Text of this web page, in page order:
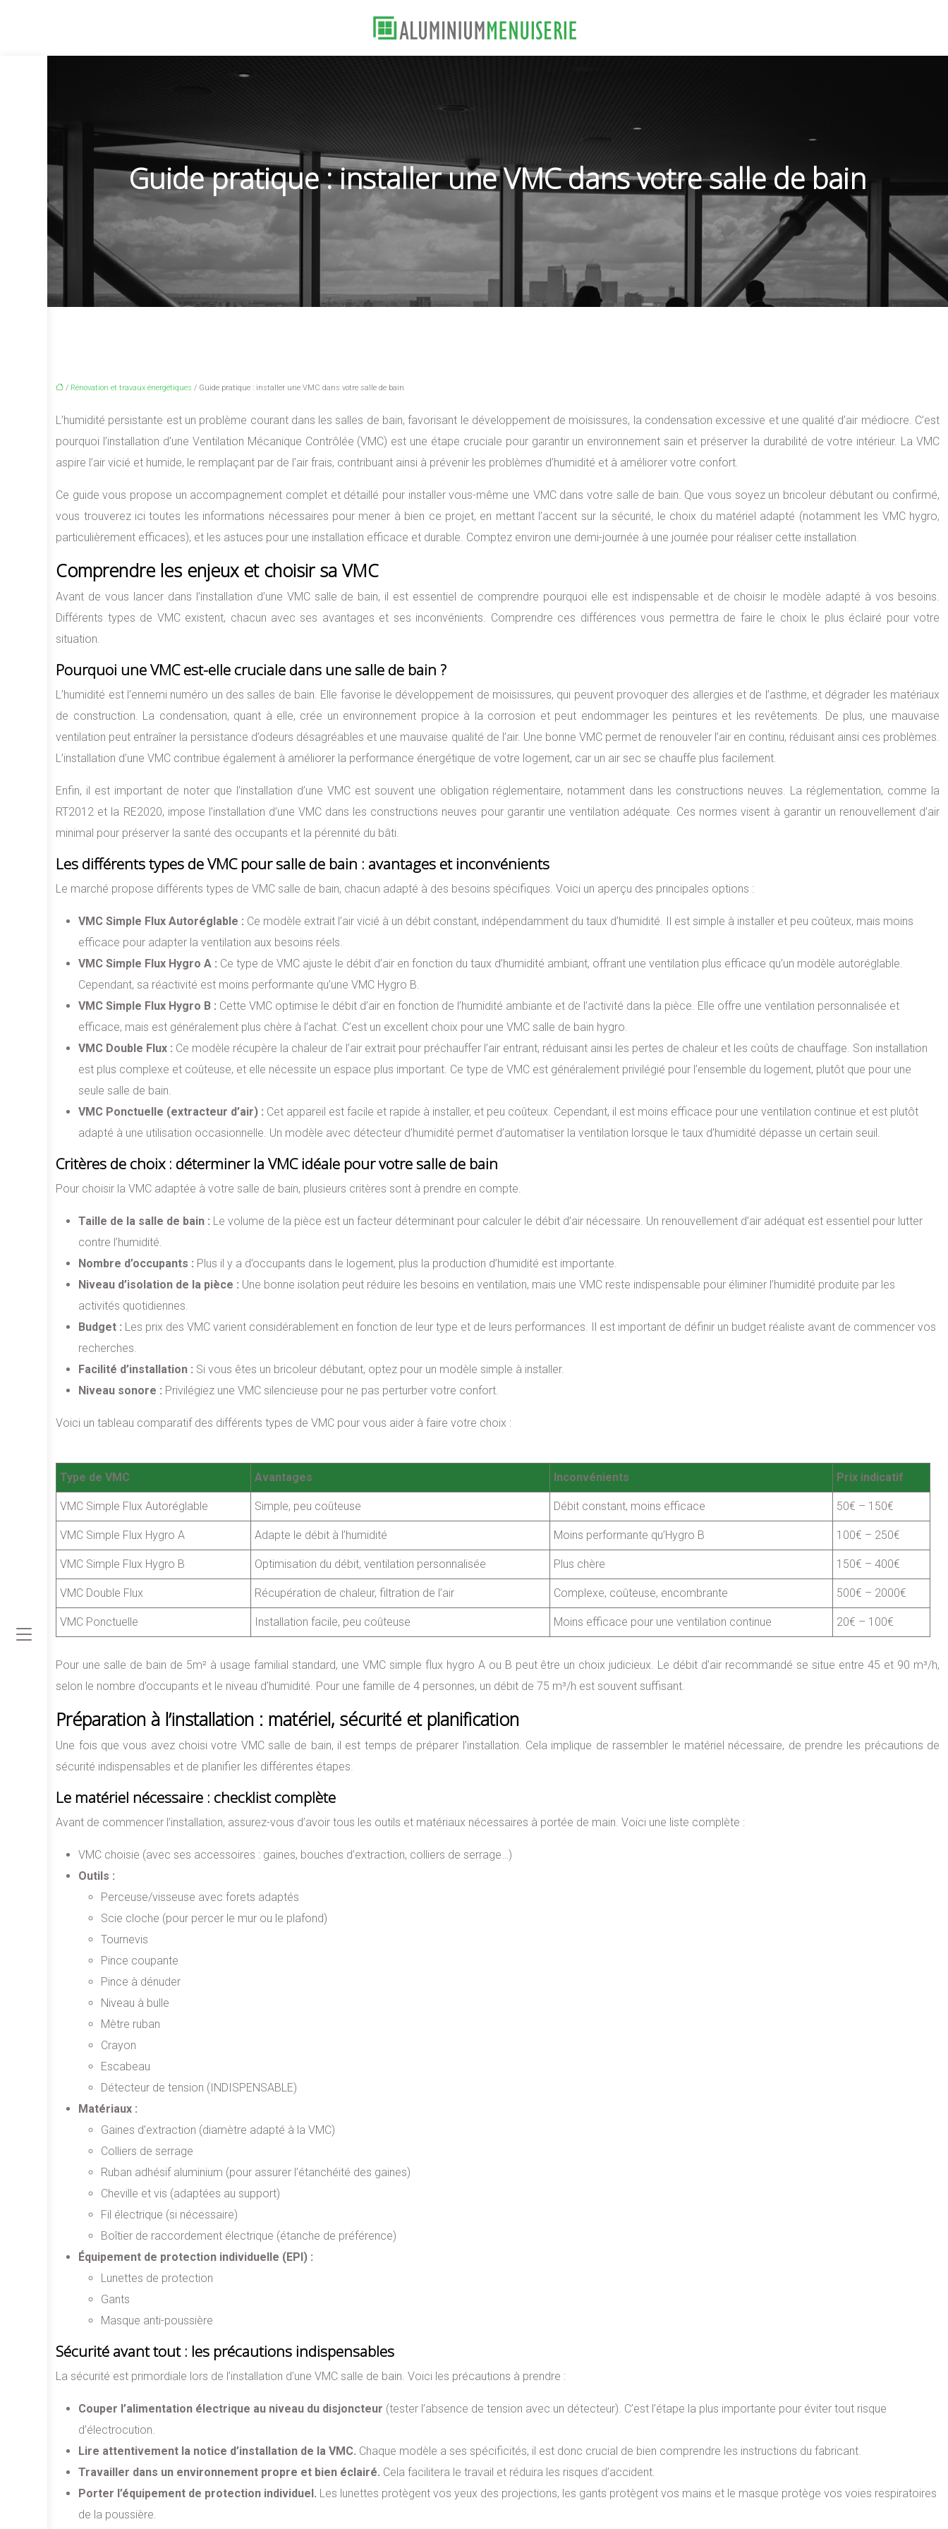
Guide pratique : installer une VMC dans votre salle de bain
/ Rénovation et travaux énergétiques / Guide pratique : installer une VMC dans votre salle de bain
L’humidité persistante est un problème courant dans les salles de bain, favorisant le développement de moisissures, la condensation excessive et une qualité d’air médiocre. C’est
pourquoi l’installation d’une Ventilation Mécanique Contrôlée (VMC) est une étape cruciale pour garantir un environnement sain et préserver la durabilité de votre intérieur. La VMC
aspire l’air vicié et humide, le remplaçant par de l’air frais, contribuant ainsi à prévenir les problèmes d’humidité et à améliorer votre confort.
Ce guide vous propose un accompagnement complet et détaillé pour installer vous-même une VMC dans votre salle de bain. Que vous soyez un bricoleur débutant ou confirmé,
vous trouverez ici toutes les informations nécessaires pour mener à bien ce projet, en mettant l’accent sur la sécurité, le choix du matériel adapté (notamment les VMC hygro,
particulièrement efficaces), et les astuces pour une installation efficace et durable. Comptez environ une demi-journée à une journée pour réaliser cette installation.
Comprendre les enjeux et choisir sa VMC
Avant de vous lancer dans l’installation d’une VMC salle de bain, il est essentiel de comprendre pourquoi elle est indispensable et de choisir le modèle adapté à vos besoins.
Différents types de VMC existent, chacun avec ses avantages et ses inconvénients. Comprendre ces différences vous permettra de faire le choix le plus éclairé pour votre
situation.
Pourquoi une VMC est-elle cruciale dans une salle de bain ?
L’humidité est l’ennemi numéro un des salles de bain. Elle favorise le développement de moisissures, qui peuvent provoquer des allergies et de l’asthme, et dégrader les matériaux
de construction. La condensation, quant à elle, crée un environnement propice à la corrosion et peut endommager les peintures et les revêtements. De plus, une mauvaise
ventilation peut entraîner la persistance d’odeurs désagréables et une mauvaise qualité de l’air. Une bonne VMC permet de renouveler l’air en continu, réduisant ainsi ces problèmes.
L’installation d’une VMC contribue également à améliorer la performance énergétique de votre logement, car un air sec se chauffe plus facilement.
Enfin, il est important de noter que l’installation d’une VMC est souvent une obligation réglementaire, notamment dans les constructions neuves. La réglementation, comme la
RT2012 et la RE2020, impose l’installation d’une VMC dans les constructions neuves pour garantir une ventilation adéquate. Ces normes visent à garantir un renouvellement d’air
minimal pour préserver la santé des occupants et la pérennité du bâti.
Les différents types de VMC pour salle de bain : avantages et inconvénients
Le marché propose différents types de VMC salle de bain, chacun adapté à des besoins spécifiques. Voici un aperçu des principales options :
VMC Simple Flux Autoréglable : Ce modèle extrait l’air vicié à un débit constant, indépendamment du taux d’humidité. Il est simple à installer et peu coûteux, mais moins
efficace pour adapter la ventilation aux besoins réels.
VMC Simple Flux Hygro A : Ce type de VMC ajuste le débit d’air en fonction du taux d’humidité ambiant, offrant une ventilation plus efficace qu’un modèle autoréglable.
Cependant, sa réactivité est moins performante qu’une VMC Hygro B.
VMC Simple Flux Hygro B : Cette VMC optimise le débit d’air en fonction de l’humidité ambiante et de l’activité dans la pièce. Elle offre une ventilation personnalisée et
efficace, mais est généralement plus chère à l’achat. C’est un excellent choix pour une VMC salle de bain hygro.
VMC Double Flux : Ce modèle récupère la chaleur de l’air extrait pour préchauffer l’air entrant, réduisant ainsi les pertes de chaleur et les coûts de chauffage. Son installation
est plus complexe et coûteuse, et elle nécessite un espace plus important. Ce type de VMC est généralement privilégié pour l’ensemble du logement, plutôt que pour une
seule salle de bain.
VMC Ponctuelle (extracteur d’air) : Cet appareil est facile et rapide à installer, et peu coûteux. Cependant, il est moins efficace pour une ventilation continue et est plutôt
adapté à une utilisation occasionnelle. Un modèle avec détecteur d’humidité permet d’automatiser la ventilation lorsque le taux d’humidité dépasse un certain seuil.
Critères de choix : déterminer la VMC idéale pour votre salle de bain
Pour choisir la VMC adaptée à votre salle de bain, plusieurs critères sont à prendre en compte.
Taille de la salle de bain : Le volume de la pièce est un facteur déterminant pour calculer le débit d’air nécessaire. Un renouvellement d’air adéquat est essentiel pour lutter
contre l’humidité.
Nombre d’occupants : Plus il y a d’occupants dans le logement, plus la production d’humidité est importante.
Niveau d’isolation de la pièce : Une bonne isolation peut réduire les besoins en ventilation, mais une VMC reste indispensable pour éliminer l’humidité produite par les
activités quotidiennes.
Budget : Les prix des VMC varient considérablement en fonction de leur type et de leurs performances. Il est important de définir un budget réaliste avant de commencer vos
recherches.
Facilité d’installation : Si vous êtes un bricoleur débutant, optez pour un modèle simple à installer.
Niveau sonore : Privilégiez une VMC silencieuse pour ne pas perturber votre confort.
Voici un tableau comparatif des différents types de VMC pour vous aider à faire votre choix :
Type de VMC Avantages Inconvénients Prix indicatif
VMC Simple Flux Autoréglable Simple, peu coûteuse Débit constant, moins efficace 50€ – 150€
VMC Simple Flux Hygro A Adapte le débit à l’humidité Moins performante qu’Hygro B 100€ – 250€
VMC Simple Flux Hygro B Optimisation du débit, ventilation personnalisée Plus chère 150€ – 400€
VMC Double Flux Récupération de chaleur, filtration de l’air Complexe, coûteuse, encombrante 500€ – 2000€
VMC Ponctuelle Installation facile, peu coûteuse Moins efficace pour une ventilation continue 20€ – 100€
Pour une salle de bain de 5m² à usage familial standard, une VMC simple flux hygro A ou B peut être un choix judicieux. Le débit d’air recommandé se situe entre 45 et 90 m³/h,
selon le nombre d’occupants et le niveau d’humidité. Pour une famille de 4 personnes, un débit de 75 m³/h est souvent suffisant.
Préparation à l’installation : matériel, sécurité et planification
Une fois que vous avez choisi votre VMC salle de bain, il est temps de préparer l’installation. Cela implique de rassembler le matériel nécessaire, de prendre les précautions de
sécurité indispensables et de planifier les différentes étapes.
Le matériel nécessaire : checklist complète
Avant de commencer l’installation, assurez-vous d’avoir tous les outils et matériaux nécessaires à portée de main. Voici une liste complète :
VMC choisie (avec ses accessoires : gaines, bouches d’extraction, colliers de serrage…)
Outils :
Perceuse/visseuse avec forets adaptés
Scie cloche (pour percer le mur ou le plafond)
Tournevis
Pince coupante
Pince à dénuder
Niveau à bulle
Mètre ruban
Crayon
Escabeau
Détecteur de tension (INDISPENSABLE)
Matériaux :
Gaines d’extraction (diamètre adapté à la VMC)
Colliers de serrage
Ruban adhésif aluminium (pour assurer l’étanchéité des gaines)
Cheville et vis (adaptées au support)
Fil électrique (si nécessaire)
Boîtier de raccordement électrique (étanche de préférence)
Équipement de protection individuelle (EPI) :
Lunettes de protection
Gants
Masque anti-poussière
Sécurité avant tout : les précautions indispensables
La sécurité est primordiale lors de l’installation d’une VMC salle de bain. Voici les précautions à prendre :
Couper l’alimentation électrique au niveau du disjoncteur (tester l’absence de tension avec un détecteur). C’est l’étape la plus importante pour éviter tout risque
d’électrocution.
Lire attentivement la notice d’installation de la VMC. Chaque modèle a ses spécificités, il est donc crucial de bien comprendre les instructions du fabricant.
Travailler dans un environnement propre et bien éclairé. Cela facilitera le travail et réduira les risques d’accident.
Porter l’équipement de protection individuel. Les lunettes protègent vos yeux des projections, les gants protègent vos mains et le masque protège vos voies respiratoires
de la poussière.